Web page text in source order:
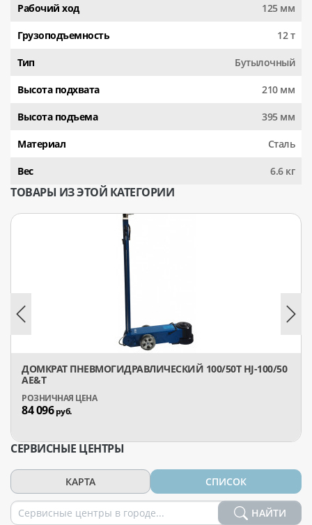
Рабочий ход 125 мм
Грузоподъемность 12 т
Тип Бутылочный
Высота подхвата 210 мм
Высота подъема 395 мм
Материал Сталь
Вес 6.6 кг
ТОВАРЫ ИЗ ЭТОЙ КАТЕГОРИИ
ДОМКРАТ ПНЕВМОГИДРАВЛИЧЕСКИЙ 100/50Т HJ-100/50
AE&T
84 096руб.
СЕРВИСНЫЕ ЦЕНТРЫ
КАРТА СПИСОК
НАЙТИ